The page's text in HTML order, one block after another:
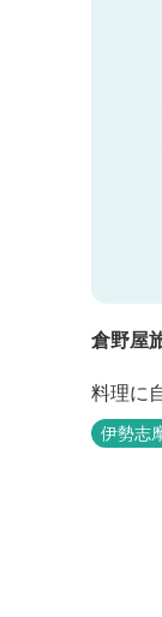
倉野屋
料理に
伊勢志